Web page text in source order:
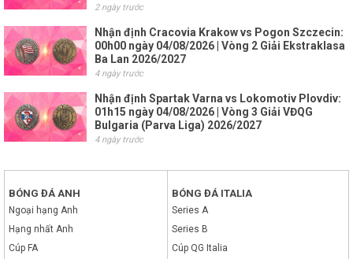
2 ngày trước
Nhận định Cracovia Krakow vs Pogon Szczecin:
00h00 ngày 04/08/2026 | Vòng 2 Giải Ekstraklasa
Ba Lan 2026/2027
4 ngày trước
Nhận định Spartak Varna vs Lokomotiv Plovdiv:
01h15 ngày 04/08/2026 | Vòng 3 Giải VĐQG
Bulgaria (Parva Liga) 2026/2027
4 ngày trước
BÓNG ĐÁ ANH
Ngoại hạng Anh
Hạng nhất Anh
Cúp FA
BÓNG ĐÁ ITALIA
Series A
Series B
Cúp QG Italia